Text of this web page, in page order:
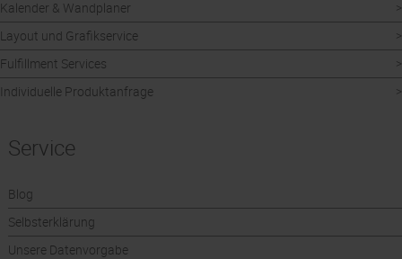
Kalender & Wandplaner
Layout und Grafikservice
Fulfillment Services
Individuelle Produktanfrage
Service
Blog
Selbsterklärung
Unsere Datenvorgabe